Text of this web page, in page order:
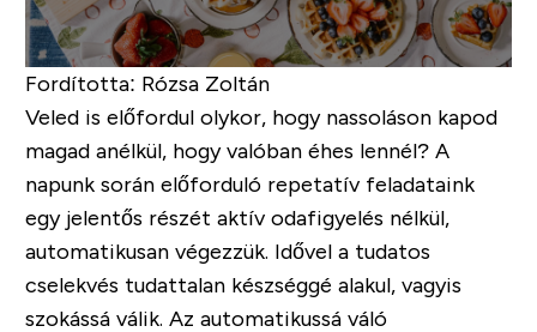
Fordította: Rózsa Zoltán
Veled is előfordul olykor, hogy nassoláson kapod
magad anélkül, hogy valóban éhes lennél? A
napunk során előforduló repetatív feladataink
egy jelentős részét aktív odafigyelés nélkül,
automatikusan végezzük. Idővel a tudatos
cselekvés tudattalan készséggé alakul, vagyis
szokássáválik. Az automatikussá váló